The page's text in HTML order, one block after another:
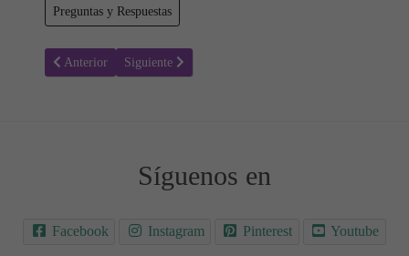
Preguntas y Respuestas
Artículo anterior: Todo lo que necesita saber sobre la Obesidad
Anterior Artículo siguiente: Síntomas comunes de la adicción a
Siguiente
Síguenos en
Facebook Instagram Pinterest Youtube